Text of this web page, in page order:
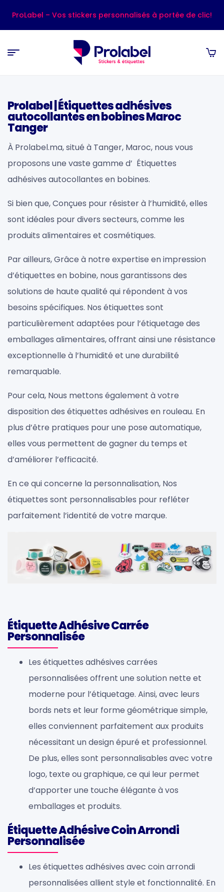
ProLabel – Vos stickers personnalisés à portée de clic!
Prolabel | Étiquettes adhésives
autocollantes en bobines Maroc
Tanger
À Prolabel.ma, situé à Tanger, Maroc, nous vous
proposons une vaste gamme d’ Étiquettes
adhésives autocollantes en bobines.
Si bien que, Conçues pour résister à l’humidité, elles
sont idéales pour divers secteurs, comme les
produits alimentaires et cosmétiques.
Par ailleurs, Grâce à notre expertise en impression
d’étiquettes en bobine, nous garantissons des
solutions de haute qualité qui répondent à vos
besoins spécifiques. Nos étiquettes sont
particulièrement adaptées pour l’étiquetage des
emballages alimentaires, offrant ainsi une résistance
exceptionnelle à l’humidité et une durabilité
remarquable.
Pour cela, Nous mettons également à votre
disposition des étiquettes adhésives en rouleau. En
plus d’être pratiques pour une pose automatique,
elles vous permettent de gagner du temps et
d’améliorer l’efficacité.
En ce qui concerne la personnalisation, Nos
étiquettes sont personnalisables pour refléter
parfaitement l’identité de votre marque.
Étiquette Adhésive Carrée
Personnalisée
Les étiquettes adhésives carrées
personnalisées offrent une solution nette et
moderne pour l’étiquetage. Ainsi, avec leurs
bords nets et leur forme géométrique simple,
elles conviennent parfaitement aux produits
nécessitant un design épuré et professionnel.
De plus, elles sont personnalisables avec votre
logo, texte ou graphique, ce qui leur permet
d’apporter une touche élégante à vos
emballages et produits.
Étiquette Adhésive Coin Arrondi
Personnalisée
Les étiquettes adhésives avec coin arrondi
personnalisées allient style et fonctionnalité. En